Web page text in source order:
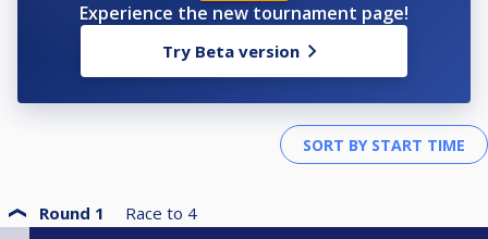
Experience the new tournament page!
Try Beta version
Round 1 Race to 4